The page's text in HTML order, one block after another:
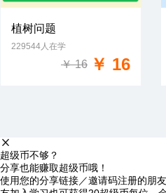
免费试学
植树问题
229544人在学
￥ 16 ￥ 16
超级币不够？
分享也能赚取超级币哦！
使用您的分享链接／邀请码注册的朋